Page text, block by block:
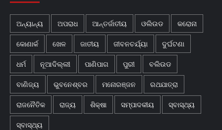
ଅନ୍ୟାନ୍ୟ ଅପରାଧ ଆନ୍ତର୍ଜାତୀୟ ଓଲିଉଡ କରୋନା
କୋଣାର୍କ ଖେଳ ଜାତୀୟ ଜୀବନଚର୍ଯ୍ୟା ଦୁର୍ଘଟଣା
ଧର୍ମ ନୂଆଦିଲ୍ଲୀ ପାଣିପାଗ ପୁରୀ ବଲିଉଡ
ବାଣିଜ୍ୟ ଭୁବନେଶ୍ବର ମନୋରଞ୍ଜନ ରଥଯାତ୍ରା
ରାଜନୈତିକ ରାଜ୍ୟ ଶିକ୍ଷା ସମ୍ପାଦକୀୟ ସ୍ବାସ୍ଥ୍ୟ
ସ୍ବାସ୍ଥ୍ୟ